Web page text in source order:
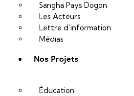
Sangha Pays Dogon
Les Acteurs
Lettre d’information
Médias
Nos Projets
Éducation